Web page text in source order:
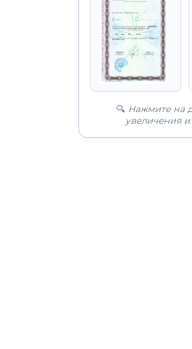
🔍 Нажмите на
увеличения